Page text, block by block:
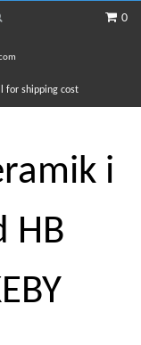
0
for shipping cost
i
HB